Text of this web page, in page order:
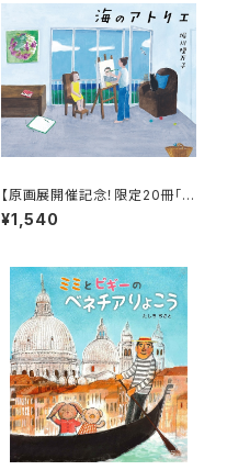
【原画展開催記念！限定20冊「希
望の宛名入りサイン本」】『海の
アトリエ』
¥1,540